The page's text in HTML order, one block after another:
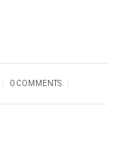
0 COMMENTS